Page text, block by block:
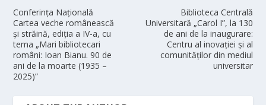
Conferința Națională
Cartea veche românească
și străină, ediția a IV-a, cu
tema „Mari bibliotecari
români: Ioan Bianu. 90 de
ani de la moarte (1935 –
2025)”
Biblioteca Centrală
Universitară „Carol I”, la 130
de ani de la inaugurare:
Centru al inovației și al
comunităților din mediul
universitar